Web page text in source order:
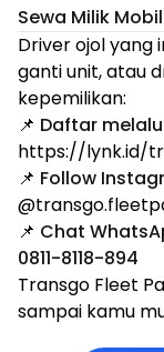
Sewa Milik
Driver ojol yang
ganti unit, atau
kepemilikan:
📌 Daftar
https://lynk.id/
📌 Follow
📌 Chat
0811-8118-894
Transgo Fleet
sampai kamu